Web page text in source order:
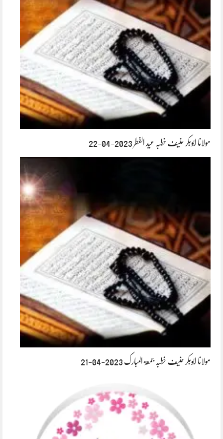
مولانا ابوبکر حنیف خطبہ عید الفطر 2023-04-22
مولانا ابوبکر حنیف خطبہ جمعۃ المبارک 2023-04-21